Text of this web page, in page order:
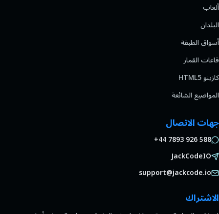
ألعاب
البلدان
أسواق الطبقة
قاعات القمار
كازينو HTML5
المواضيع الشائعة
جهات الاتصال
+44 7893 926 588
JackCodeIO
support@jackcode.io
الاشتراك